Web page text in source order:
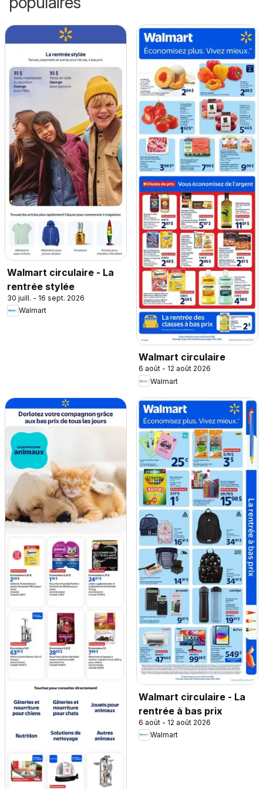
Walmart circulaire - La
rentrée stylée
30 juill. - 16 sept. 2026
Walmart
Walmart circulaire
6 août - 12 août 2026
Walmart
Walmart circulaire - La
rentrée à bas prix
6 août - 12 août 2026
Walmart